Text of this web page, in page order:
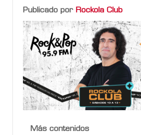
Publicado por Rockola Club
Más contenidos